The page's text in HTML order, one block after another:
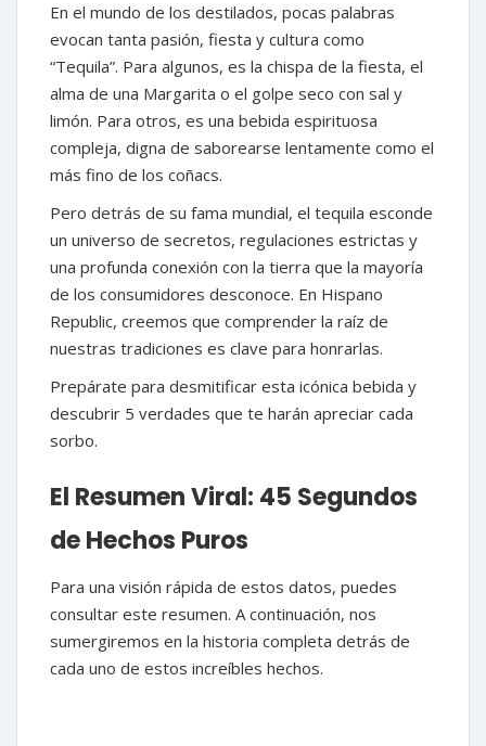
En el mundo de los destilados, pocas palabras
evocan tanta pasión, fiesta y cultura como
“Tequila”. Para algunos, es la chispa de la fiesta, el
alma de una Margarita o el golpe seco con sal y
limón. Para otros, es una bebida espirituosa
compleja, digna de saborearse lentamente como el
más fino de los coñacs.
Pero detrás de su fama mundial, el tequila esconde
un universo de secretos, regulaciones estrictas y
una profunda conexión con la tierra que la mayoría
de los consumidores desconoce. En Hispano
Republic, creemos que comprender la raíz de
nuestras tradiciones es clave para honrarlas.
Prepárate para desmitificar esta icónica bebida y
descubrir 5 verdades que te harán apreciar cada
sorbo.
El Resumen Viral: 45 Segundos
de Hechos Puros
Para una visión rápida de estos datos, puedes
consultar este resumen. A continuación, nos
sumergiremos en la historia completa detrás de
cada uno de estos increíbles hechos.